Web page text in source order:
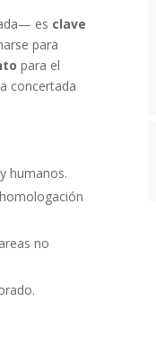
es clave
para
para el
concertada
humanos.
no